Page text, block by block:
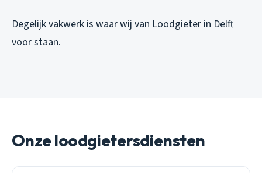
Degelijk vakwerk is waar wij van Loodgieter in Delft
voor staan.
Onze loodgietersdiensten